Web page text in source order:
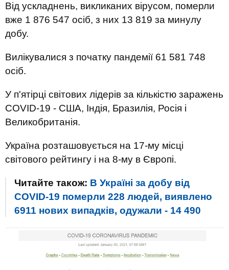
Від ускладнень, викликаних вірусом, померли
вже 1 876 547 осіб, з них 13 819 за минулу
добу.
Вилікувалися з початку пандемії 61 581 748
осіб.
У п'ятірці світових лідерів за кількістю заражень
COVID-19 - США, Індія, Бразилія, Росія і
Великобританія.
Україна розташовується на 17-му місці
світового рейтингу і на 8-му в Європі.
Читайте також: В Україні за добу від
COVID-19 померли 228 людей, виявлено
6911 нових випадків, одужали - 14 490